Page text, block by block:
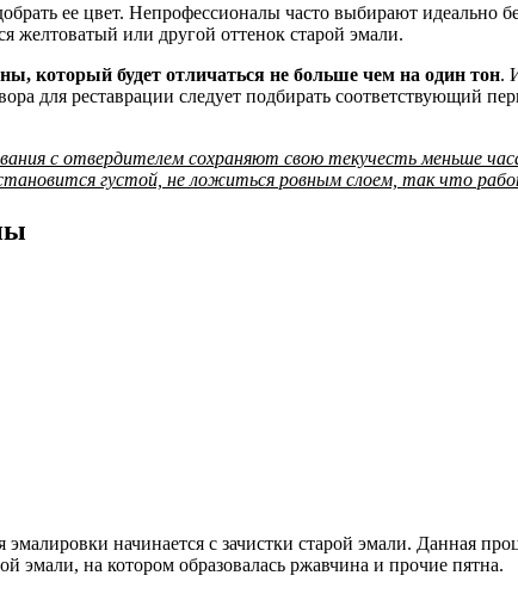
ее цвет. Непрофессионалы часто выбирают идеально
желтоватый или другой оттенок старой эмали.
который будет отличаться не больше чем на один тон.
для реставрации следует подбирать соответствующий
отвердителем сохраняют свою текучесть меньше
густой, не ложиться ровным слоем, так что
начинается с зачистки старой эмали. Данная
эмали, на котором образовалась ржавчина и прочие пятна.